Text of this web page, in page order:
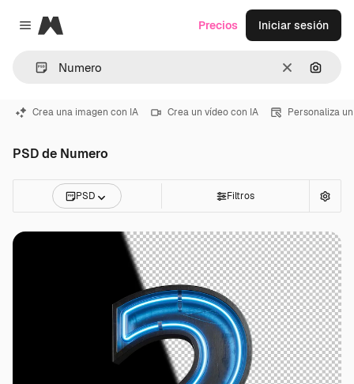
Close menu
Magnific
Borrar
Precios Iniciar sesión
Crea una imagen con IA Crea un vídeo con IA Personaliza
PSD de Numero
PSD Filtros